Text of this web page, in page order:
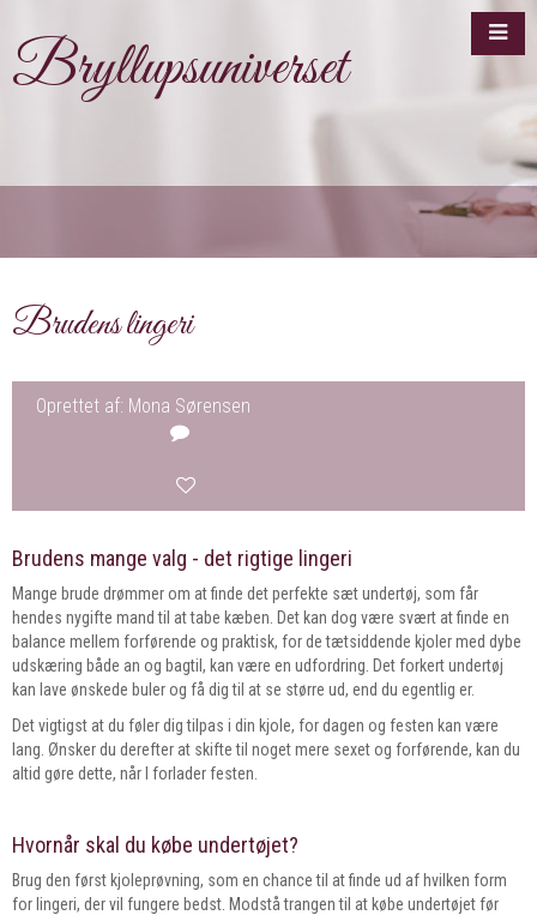
Bryllupsuniverset
Brudens lingeri
Oprettet af: Mona Sørensen
Brudens mange valg - det rigtige lingeri
Mange brude drømmer om at finde det perfekte sæt undertøj, som får
hendes nygifte mand til at tabe kæben. Det kan dog være svært at finde en
balance mellem forførende og praktisk, for de tætsiddende kjoler med dybe
udskæring både an og bagtil, kan være en udfordring. Det forkert undertøj
kan lave ønskede buler og få dig til at se større ud, end du egentlig er.
Det vigtigst at du føler dig tilpas i din kjole, for dagen og festen kan være
lang. Ønsker du derefter at skifte til noget mere sexet og forførende, kan du
altid gøre dette, når I forlader festen.
Hvornår skal du købe undertøjet?
Brug den først kjoleprøvning, som en chance til at finde ud af hvilken form
for lingeri, der vil fungere bedst. Modstå trangen til at købe undertøjet før